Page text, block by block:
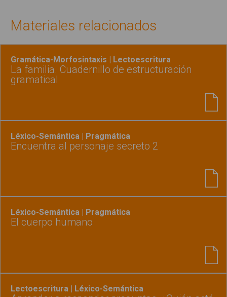
Materiales relacionados
Gramática-Morfosintaxis | Lectoescritura
La familia. Cuadernillo de estructuración
gramatical
Léxico-Semántica | Pragmática
Encuentra al personaje secreto 2
Léxico-Semántica | Pragmática
El cuerpo humano
Lectoescritura | Léxico-Semántica